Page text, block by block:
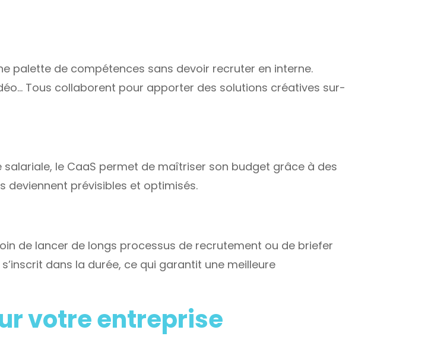
palette de compétences sans devoir recruter en interne.
Tous collaborent pour apporter des solutions créatives sur-
le CaaS permet de maîtriser son budget grâce à des
deviennent prévisibles et optimisés.
de lancer de longs processus de recrutement ou de briefer
dans la durée, ce qui garantit une meilleure
votre entreprise